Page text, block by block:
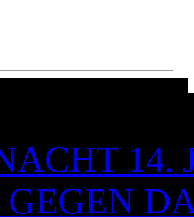
14.
GEGEN